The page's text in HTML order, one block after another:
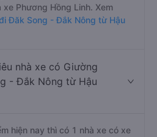
Phương Hồng Linh. Xem
Đăk Song - Đắk Nông từ Hậu
nhà xe có Giường
- Đắk Nông từ Hậu
hiện nay thì có 1 nhà xe có xe